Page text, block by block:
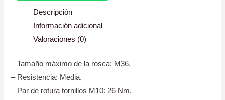
Descripción
Información adicional
Valoraciones (0)
– Tamaño máximo de la rosca: M36.
– Resistencia: Media.
– Par de rotura tornillos M10: 26 Nm.